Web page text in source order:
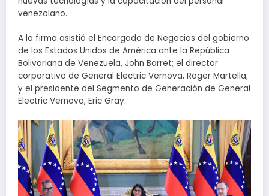
venezolano.
A la firma asistió el Encargado de Negocios del gobierno
de los Estados Unidos de América ante la República
Bolivariana de Venezuela, John Barret; el director
corporativo de General Electric Vernova, Roger Martella;
y el presidente del Segmento de Generación de General
Electric Vernova, Eric Gray.